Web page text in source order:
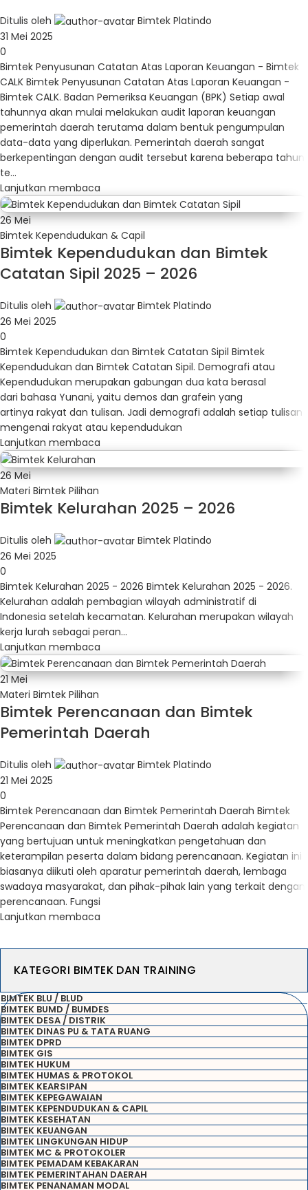
KATEGORI BIMTEK DAN TRAINING
BIMTEK BLU / BLUD
BIMTEK BUMD / BUMDES
BIMTEK DESA / DISTRIK
BIMTEK DINAS PU & TATA RUANG
BIMTEK DPRD
BIMTEK GIS
BIMTEK HUKUM
BIMTEK HUMAS & PROTOKOL
BIMTEK KEARSIPAN
BIMTEK KEPEGAWAIAN
BIMTEK KEPENDUDUKAN & CAPIL
BIMTEK KESEHATAN
BIMTEK KEUANGAN
BIMTEK LINGKUNGAN HIDUP
BIMTEK MC & PROTOKOLER
BIMTEK PEMADAM KEBAKARAN
BIMTEK PEMERINTAHAN DAERAH
BIMTEK PENANAMAN MODAL
Ditulis oleh
Bimtek Platindo
31 Mei 2025
0
Bimtek Penyusunan Catatan Atas Laporan Keuangan - Bimtek
CALK Bimtek Penyusunan Catatan Atas Laporan Keuangan -
Bimtek CALK. Badan Pemeriksa Keuangan (BPK) Setiap awal
tahunnya akan mulai melakukan audit laporan keuangan
pemerintah daerah terutama dalam bentuk pengumpulan
data-data yang diperlukan. Pemerintah daerah sangat
berkepentingan dengan audit tersebut karena beberapa tahun
te...
Lanjutkan membaca
26Mei
Bimtek Kependudukan & Capil
Bimtek Kependudukan dan Bimtek
Catatan Sipil 2025 – 2026
Ditulis oleh
Bimtek Platindo
26 Mei 2025
0
Bimtek Kependudukan dan Bimtek Catatan Sipil Bimtek
Kependudukan dan Bimtek Catatan Sipil. Demografi atau
Kependudukan merupakan gabungan dua kata berasal
dari bahasa Yunani, yaitu demos dan grafein yang
artinya rakyat dan tulisan. Jadi demografi adalah setiap tulisan
mengenai rakyat atau kependudukan
Lanjutkan membaca
26Mei
Materi Bimtek Pilihan
Bimtek Kelurahan 2025 – 2026
Ditulis oleh
Bimtek Platindo
26 Mei 2025
0
Bimtek Kelurahan 2025 - 2026 Bimtek Kelurahan 2025 - 2026.
Kelurahan adalah pembagian wilayah administratif di
Indonesia setelah kecamatan. Kelurahan merupakan wilayah
kerja lurah sebagai peran...
Lanjutkan membaca
21Mei
Materi Bimtek Pilihan
Bimtek Perencanaan dan Bimtek
Pemerintah Daerah
Ditulis oleh
Bimtek Platindo
21 Mei 2025
0
Bimtek Perencanaan dan Bimtek Pemerintah Daerah Bimtek
Perencanaan dan Bimtek Pemerintah Daerah adalah kegiatan
yang bertujuan untuk meningkatkan pengetahuan dan
keterampilan peserta dalam bidang perencanaan. Kegiatan ini
biasanya diikuti oleh aparatur pemerintah daerah, lembaga
swadaya masyarakat, dan pihak-pihak lain yang terkait dengan
perencanaan. Fungsi
Lanjutkan membaca